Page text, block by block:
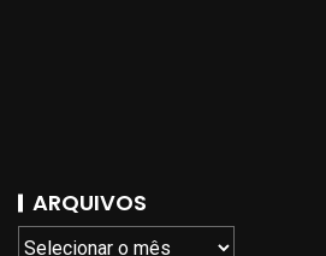
ARQUIVOS